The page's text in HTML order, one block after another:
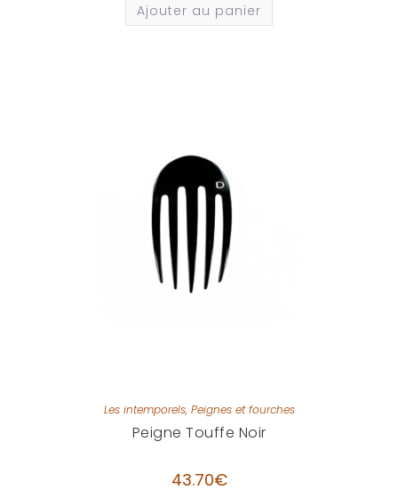
Ajouter au panier
Les intemporels, Peignes et fourches
Peigne Touffe Noir
43.70€